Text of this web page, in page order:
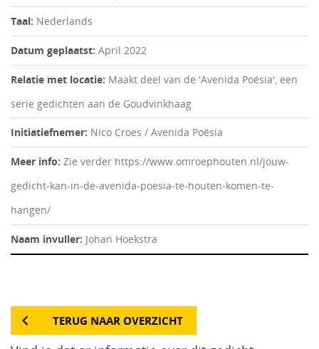
Taal: Nederlands
Datum geplaatst: April 2022
Relatie met locatie: Maakt deel van de 'Avenida Poésia', een
serie gedichten aan de Goudvinkhaag
Initiatiefnemer: Nico Croes / Avenida Poésia
Meer info: Zie verder https://www.omroephouten.nl/jouw-
gedicht-kan-in-de-avenida-poesia-te-houten-komen-te-
hangen/
Naam invuller: Johan Hoekstra
TERUG NAAR OVERZICHT